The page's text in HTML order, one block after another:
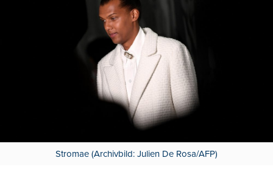
Stromae (Archivbild: Julien De Rosa/AFP)